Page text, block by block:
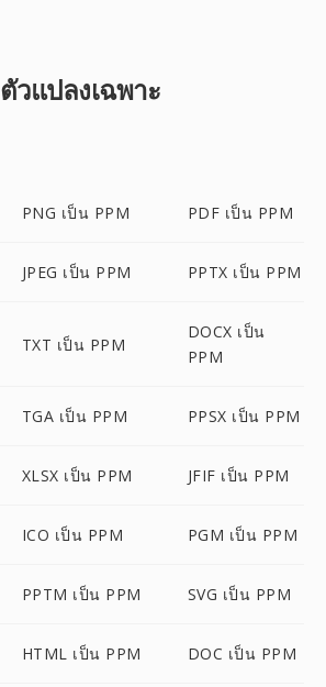
ตัวแปลงเฉพาะ
PNG เป็น PPM PDF เป็น PPM
JPEG เป็น PPM PPTX เป็น PPM
TXT เป็น PPM
DOCX เป็น
PPM
TGA เป็น PPM PPSX เป็น PPM
XLSX เป็น PPM JFIF เป็น PPM
ICO เป็น PPM PGM เป็น PPM
PPTM เป็น PPM SVG เป็น PPM
HTML เป็น PPM DOC เป็น PPM